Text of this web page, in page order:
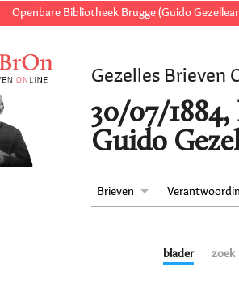
Openbare Bibliotheek Brugge (Guido
Gezelles Brieven
30/07/
Guido
Brieven
blader zoek